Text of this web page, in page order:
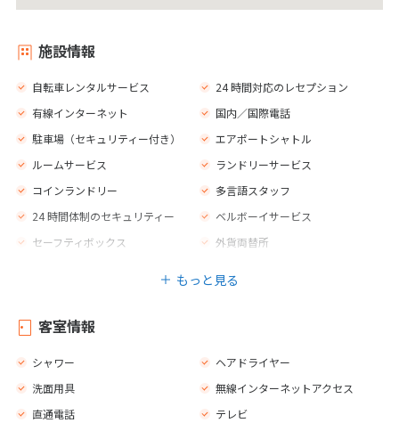
施設情報
自転車レンタルサービス
24 時間対応のレセプション
有線インターネット
国内／国際電話
駐車場（セキュリティー付き）
エアポートシャトル
ルームサービス
ランドリーサービス
コインランドリー
多言語スタッフ
24 時間体制のセキュリティー
ベルボーイサービス
セーフティボックス
外貨両替所
荷物室
禁煙エリア
喫煙エリア
マッサージ
もっと見る
客室情報
シャワー
ヘアドライヤー
洗面用具
無線インターネットアクセス
直通電話
テレビ